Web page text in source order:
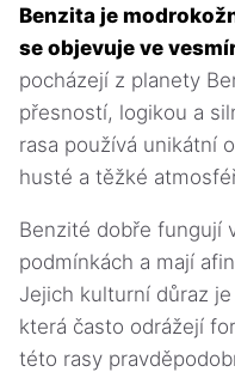
Benzita je
se objevuje ve
pocházejí z planety
přesností, logikou a
rasa používá unikátní
husté a těžké
Benzité dobře fungují
podmínkách a mají
Jejich kulturní důraz
která často odrážejí
této rasy